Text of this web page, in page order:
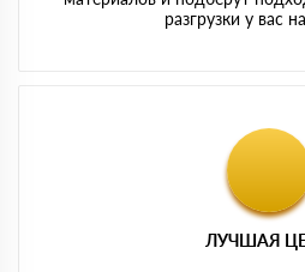
разгрузки у вас
ЛУЧШАЯ